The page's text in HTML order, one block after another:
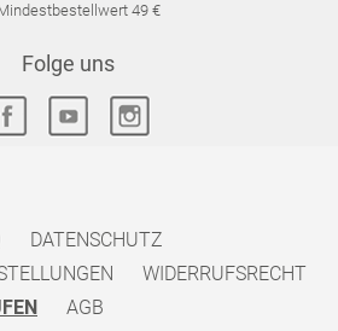
49 €
Folge uns
DATENSCHUTZ
WIDERRUFSRECHT
AGB